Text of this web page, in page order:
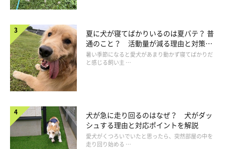
夏に犬が寝てばかりいるのは夏バテ？ 普
通のこと？ 活動量が減る理由と対策と
は
暑い季節になると愛犬があまり動かず寝てばかりだ
と感じる飼い主 …
犬が急に走り回るのはなぜ？ 犬がダッ
シュする理由と対応ポイントを解説
愛犬がくつろいでいたと思ったら、突然部屋の中を
走り回り始める …